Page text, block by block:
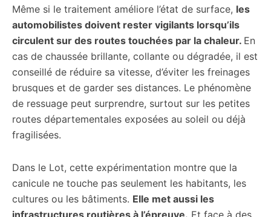
Même si le traitement améliore l’état de surface, les
automobilistes doivent rester vigilants lorsqu’ils
circulent sur des routes touchées par la chaleur. En
cas de chaussée brillante, collante ou dégradée, il est
conseillé de réduire sa vitesse, d’éviter les freinages
brusques et de garder ses distances. Le phénomène
de ressuage peut surprendre, surtout sur les petites
routes départementales exposées au soleil ou déjà
fragilisées.
Dans le Lot, cette expérimentation montre que la
canicule ne touche pas seulement les habitants, les
cultures ou les bâtiments. Elle met aussi les
infrastructures routières à l’épreuve. Et face à des